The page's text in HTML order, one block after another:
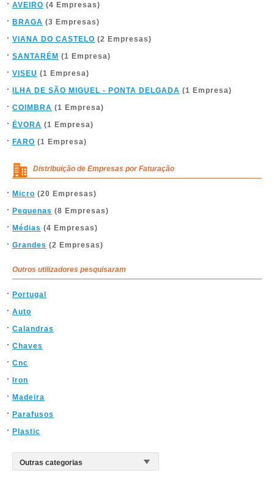
AVEIRO (4 Empresas)
BRAGA (3 Empresas)
VIANA DO CASTELO (2 Empresas)
SANTARÉM (1 Empresa)
VISEU (1 Empresa)
ILHA DE SÃO MIGUEL - PONTA DELGADA (1 Empresa)
COIMBRA (1 Empresa)
ÉVORA (1 Empresa)
FARO (1 Empresa)
Distribuição de Empresas por Faturação
Micro (20 Empresas)
Pequenas (8 Empresas)
Médias (4 Empresas)
Grandes (2 Empresas)
Outros utilizadores pesquisaram
Portugal
Auto
Calandras
Chaves
Cnc
Iron
Madeira
Parafusos
Plastic